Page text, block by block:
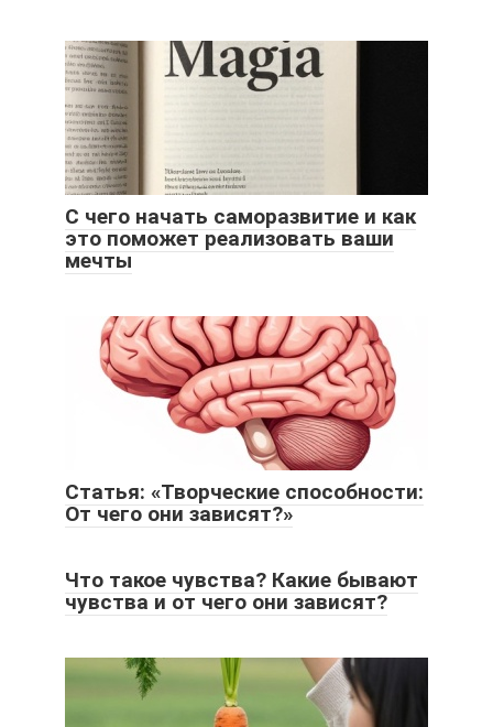
С чего начать саморазвитие и как
это поможет реализовать ваши
мечты
Статья: «Творческие способности:
От чего они зависят?»
Что такое чувства? Какие бывают
чувства и от чего они зависят?